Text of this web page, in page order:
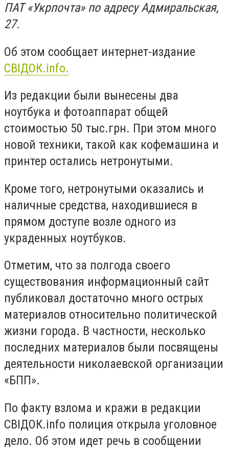
ПАТ «Укрпочта» по адресу Адмиральская,
27.
Об этом сообщает интернет-издание
СВIДОК.info.
Из редакции были вынесены два
ноутбука и фотоаппарат общей
стоимостью 50 тыс.грн. При этом много
новой техники, такой как кофемашина и
принтер остались нетронутыми.
Кроме того, нетронутыми оказались и
наличные средства, находившиеся в
прямом доступе возле одного из
украденных ноутбуков.
Отметим, что за полгода своего
существования информационный сайт
публиковал достаточно много острых
материалов относительно политической
жизни города. В частности, несколько
последних материалов были посвящены
деятельности николаевской организации
«БПП».
По факту взлома и кражи в редакции
СВІДОК.info полиция открыла уголовное
дело. Об этом идет речь в сообщении